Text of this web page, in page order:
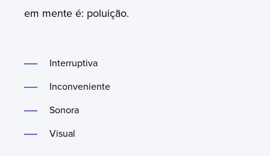
em mente é: poluição.
Interruptiva
Inconveniente
Sonora
Visual